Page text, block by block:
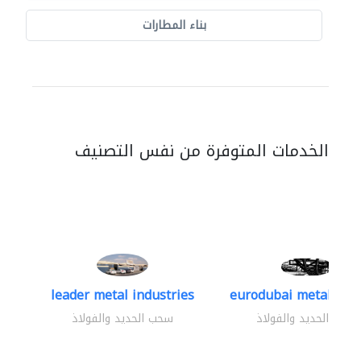
بناء المطارات
الخدمات المتوفرة من نفس التصنيف
leader metal industries
سحب الحديد والفولاذ
eurodubai metal
سحب الحديد والفولاذ